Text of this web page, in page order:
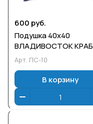
600 руб.
Подушка 40х40
ВЛАДИВОСТОК КРАБ
Арт. ПС-10
В корзину